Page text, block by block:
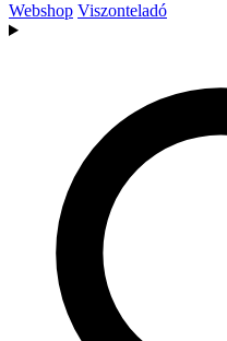
Webshop Viszonteladó